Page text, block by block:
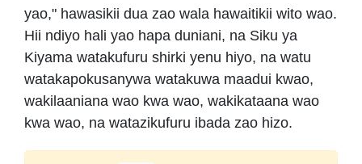
yao," hawasikii dua zao wala hawaitikii wito wao.
Hii ndiyo hali yao hapa duniani, na Siku ya
Kiyama watakufuru shirki yenu hiyo, na watu
watakapokusanywa watakuwa maadui kwao,
wakilaaniana wao kwa wao, wakikataana wao
kwa wao, na watazikufuru ibada zao hizo.